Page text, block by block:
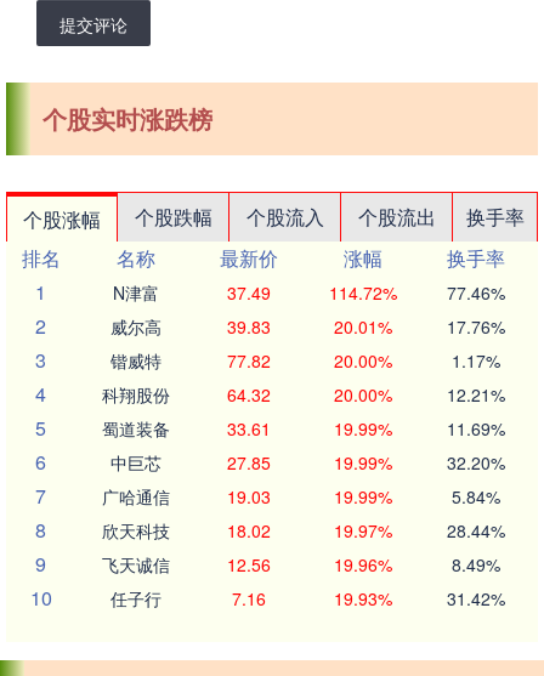
提交评论
个股实时涨跌榜
个股涨幅 个股跌幅 个股流入 个股流出
换手率
排名
名称 最新价 涨幅
换手率
1
N津富 37.49 114.72% 77.46%
2 威尔高 39.83 20.01% 17.76%
3 锴威特 77.82 20.00% 1.17%
4 科翔股份 64.32 20.00% 12.21%
5 蜀道装备 33.61 19.99% 11.69%
6 中巨芯 27.85 19.99% 32.20%
7 广哈通信 19.03 19.99% 5.84%
8 欣天科技 18.02 19.97% 28.44%
9 飞天诚信 12.56 19.96% 8.49%
10 任子行 7.16 19.93% 31.42%